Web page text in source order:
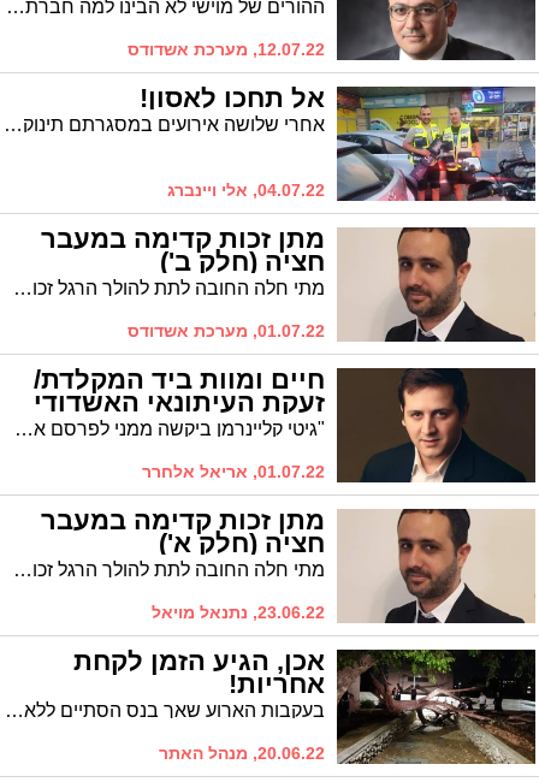
ההורים של מוישי לא הבינו למה חברת הביטוח לחצה עליהם לחתום ולסגור את תיק הפציעה שלו בתשלום זעום, עד שאחיו נפצע גם הוא. באופן חריג, התיק נפתח מחדש ומוישי קיבל עוד כ-38 אלף שקל
12.07.22, מערכת אשדודס
אל תחכו לאסון!
אחרי שלושה אירועים במסגרתם תינוק חולץ מרכב על ידי מתנדבי 'ידידים' מציע ג' ימפל לשלול רישיון לשנה במקרה של 'כמעט תאונה'
04.07.22, אלי ויינברג
מתן זכות קדימה במעבר
חציה (חלק ב')
מתי חלה החובה לתת להולך הרגל זכות קדימה, כבר בשלב בו הוא מתכוון ''לרדת'' לכביש ולחצותו או שמא רק כשהוא החל לחצות? מדריך המלא (חלק ב')
01.07.22, מערכת אשדודס
חיים ומוות ביד המקלדת/
זעקת העיתונאי האשדודי
"גיטי קליינרמן ביקשה ממני לפרסם את הדברים האלו בכל מקום. לפני שאתם כותבים ומפיצים דברים שאין להם שחר ואין להם בסיס, כל הודעה כזו פוגעת בנו כמו חץ בלב". הפעיל והעיתונאי האשדודי מפציר בציבור החרדי לעצור
01.07.22, אריאל אלחרר
מתן זכות קדימה במעבר
חציה (חלק א')
מתי חלה החובה לתת להולך הרגל זכות קדימה, כבר בשלב בו הוא מתכוון ''לרדת'' לכביש ולחצותו או שמא רק כשהוא החל לחצות? מדריך המלא (חלק א'
23.06.22, נתנאל מויאל
אכן, הגיע הזמן לקחת
אחריות!
בעקבות הארוע שאך בנס הסתיים ללא אסון של קריסת העץ, כותב לנו ש' גרינבוים מרובע ג': "אכן צודק ביטון. חייבים ללמוד לקחת אחריות"
20.06.22, מנהל האתר